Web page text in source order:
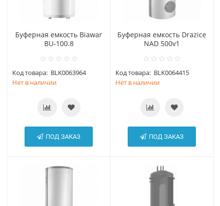
Буферная емкость Biawar
BU-100.8
Код товара: BLK0063964
Нет в наличии
ПОД ЗАКАЗ
Буферная емкость Drazice
NAD 500v1
Код товара: BLK0064415
Нет в наличии
ПОД ЗАКАЗ